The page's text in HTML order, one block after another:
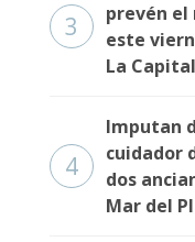
3
prevén el
este
La
4
Imputan
cuidador
dos
Mar del